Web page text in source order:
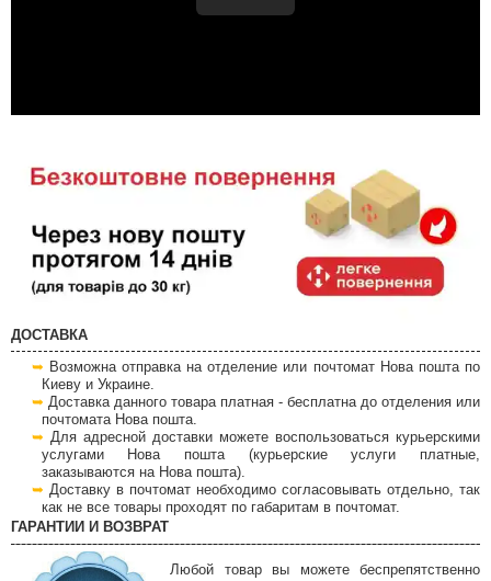
ДОСТАВКА
Возможна отправка на отделение или почтомат Нова пошта по
Киеву и Украине.
Доставка данного товара платная - бесплатна до отделения или
почтомата Нова пошта.
Для адресной доставки можете воспользоваться курьерскими
услугами Нова пошта (курьерские услуги платные,
заказываются на Нова пошта).
Доставку в почтомат необходимо согласовывать отдельно, так
как не все товары проходят по габаритам в почтомат.
ГАРАНТИИ И ВОЗВРАТ
Любой товар вы можете беспрепятственно